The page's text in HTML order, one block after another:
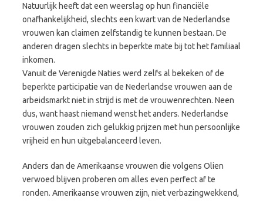
Natuurlijk heeft dat een weerslag op hun financiële
onafhankelijkheid, slechts een kwart van de Nederlandse
vrouwen kan claimen zelfstandig te kunnen bestaan. De
anderen dragen slechts in beperkte mate bij tot het familiaal
inkomen.
Vanuit de Verenigde Naties werd zelfs al bekeken of de
beperkte participatie van de Nederlandse vrouwen aan de
arbeidsmarkt niet in strijd is met de vrouwenrechten. Neen
dus, want haast niemand wenst het anders. Nederlandse
vrouwen zouden zich gelukkig prijzen met hun persoonlijke
vrijheid en hun uitgebalanceerd leven.
Anders dan de Amerikaanse vrouwen die volgens Olien
verwoed blijven proberen om alles even perfect af te
ronden. Amerikaanse vrouwen zijn, niet verbazingwekkend,